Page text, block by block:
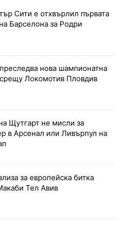
Сити е отхвърлил първата
Барселона за Родри
нова шампионатна
Локомотив Пловдив
Щутгарт не мисли за
в Арсенал или Ливърпул на
за европейска битка
Тел Авив